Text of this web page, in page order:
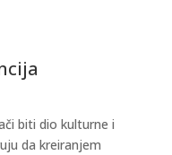
biti dio kulturne i
da kreiranjem